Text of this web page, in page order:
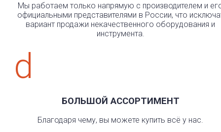
Мы работаем только напрямую с производителем и
официальными представителями в России, что
вариант продажи некачественного оборудования и
инструмента.
d
БОЛЬШОЙ АССОРТИМЕНТ
Благодаря чему, вы можете купить всё у нас.